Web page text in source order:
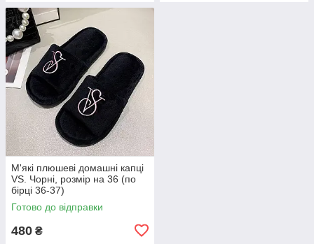
М'які плюшеві домашні капці
VS. Чорні, розмір на 36 (по
бірці 36-37)
Готово до відправки
480 ₴